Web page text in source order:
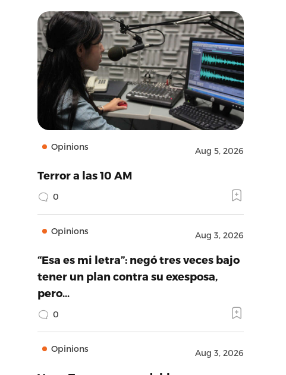
Opinions Aug 5, 2026
Terror a las 10 AM
0
Opinions Aug 3, 2026
“Esa es mi letra”: negó tres veces bajo
tener un plan contra su exesposa,
pero…
0
Opinions Aug 3, 2026